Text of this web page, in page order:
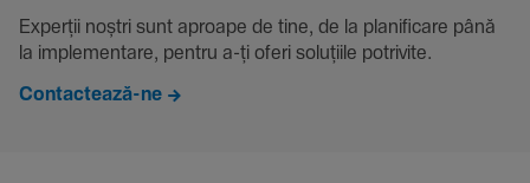
Experții noștri sunt aproape de tine, de la plani­fi­care până
la imple­men­tare, pentru a-ți oferi solu­țiile potri­vite.
Contactează-ne